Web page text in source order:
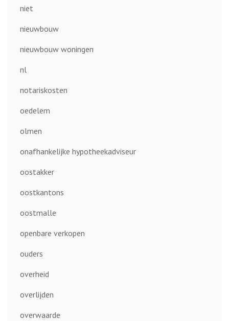
niet
nieuwbouw
nieuwbouw woningen
nl
notariskosten
oedelem
olmen
onafhankelijke hypotheekadviseur
oostakker
oostkantons
oostmalle
openbare verkopen
ouders
overheid
overlijden
overwaarde